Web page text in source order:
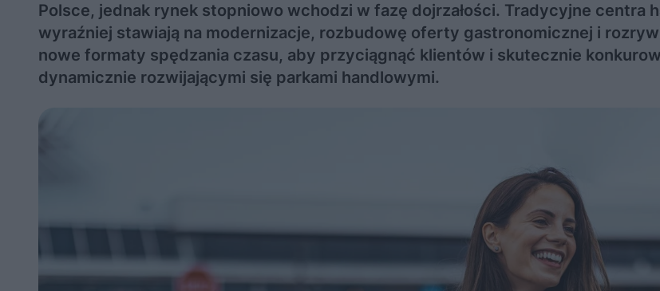
Polsce, jednak rynek stopniowo wchodzi w fazę dojrzałości. Tradycyjne centra
wyraźniej stawiają na modernizacje, rozbudowę oferty gastronomicznej i
nowe formaty spędzania czasu, aby przyciągnąć klientów i skutecznie
dynamicznie rozwijającymi się parkami handlowymi.